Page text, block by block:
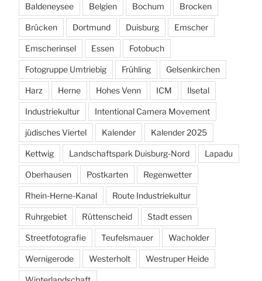
Baldeneysee Belgien Bochum Brocken
Brücken Dortmund Duisburg Emscher
Emscherinsel Essen Fotobuch
Fotogruppe Umtriebig Frühling Gelsenkirchen
Harz Herne Hohes Venn ICM Ilsetal
Industriekultur Intentional Camera Movement
jüdisches Viertel Kalender Kalender 2025
Kettwig Landschaftspark Duisburg-Nord Lapadu
Oberhausen Postkarten Regenwetter
Rhein-Herne-Kanal Route Industriekultur
Ruhrgebiet Rüttenscheid Stadt essen
Streetfotografie Teufelsmauer Wacholder
Wernigerode Westerholt Westruper Heide